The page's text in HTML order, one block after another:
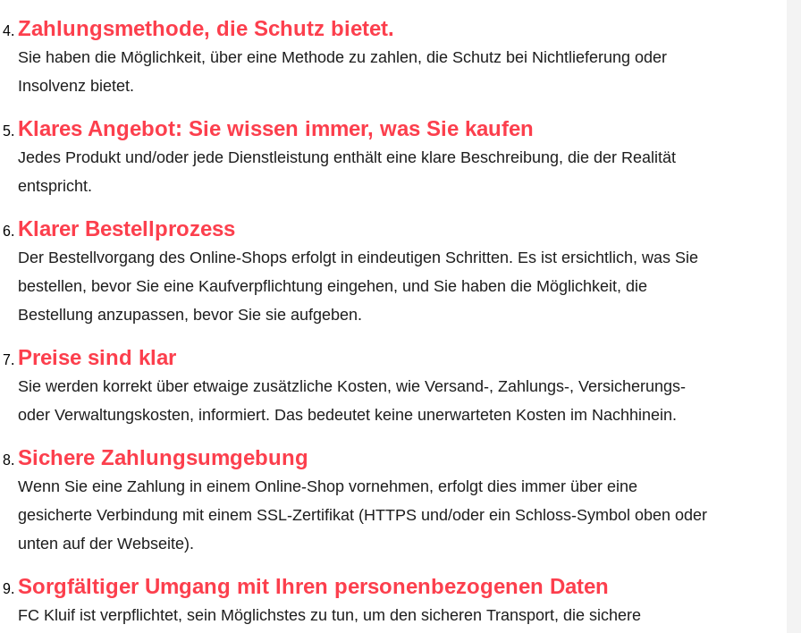
Zahlungsmethode, die Schutz bietet.
Sie haben die Möglichkeit, über eine Methode zu zahlen, die Schutz bei Nichtlieferung oder
Insolvenz bietet.
Klares Angebot: Sie wissen immer, was Sie kaufen
Jedes Produkt und/oder jede Dienstleistung enthält eine klare Beschreibung, die der Realität
entspricht.
Klarer Bestellprozess
Der Bestellvorgang des Online-Shops erfolgt in eindeutigen Schritten. Es ist ersichtlich, was Sie
bestellen, bevor Sie eine Kaufverpflichtung eingehen, und Sie haben die Möglichkeit, die
Bestellung anzupassen, bevor Sie sie aufgeben.
Preise sind klar
Sie werden korrekt über etwaige zusätzliche Kosten, wie Versand-, Zahlungs-, Versicherungs-
oder Verwaltungskosten, informiert. Das bedeutet keine unerwarteten Kosten im Nachhinein.
Sichere Zahlungsumgebung
Wenn Sie eine Zahlung in einem Online-Shop vornehmen, erfolgt dies immer über eine
gesicherte Verbindung mit einem SSL-Zertifikat (HTTPS und/oder ein Schloss-Symbol oben oder
unten auf der Webseite).
Sorgfältiger Umgang mit Ihren personenbezogenen Daten
FC Kluif ist verpflichtet, sein Möglichstes zu tun, um den sicheren Transport, die sichere